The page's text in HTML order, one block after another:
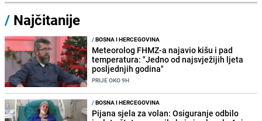
/ Najčitanije
/BOSNA I HERCEGOVINA
Meteorolog FHMZ-a najavio kišu i pad
temperatura: "Jedno od najsvježijih ljeta
posljednjih godina"
PRIJE OKO 9H
/BOSNA I HERCEGOVINA
Pijana sjela za volan: Osiguranje odbilo